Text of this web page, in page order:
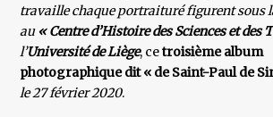
travaille chaque portraituré figurent sous
au « Centre d’Histoire des Sciences et des
l’Université de Liège, cetroisième album
photographique dit « de Saint-Paul de
le 27 février 2020.